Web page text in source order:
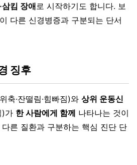
삼킴 장애로 시작하기도 합니다. 보
다른 신경병증과 구분되는 단서
징후
축·잔떨림·힘빠짐)와 상위 운동신
)가 한 사람에게 함께 나타나는 것이
른 질환과 구분하는 핵심 진단 단